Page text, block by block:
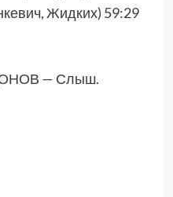
Жидких) 59:29
— Слыш.